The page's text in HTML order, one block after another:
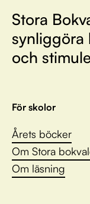
Stora
synliggöra
och
För skolor
Årets böcker
Om Stora
Om läsning